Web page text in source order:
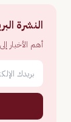
النشرة
أهم الأخبار